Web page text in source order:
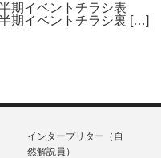
期イベントチラシ表
期イベントチラシ裏 […]
インタープリター（自
然解説員）